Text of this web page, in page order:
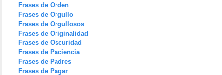
Frases de Orden
Frases de Orgullo
Frases de Orgullosos
Frases de Originalidad
Frases de Oscuridad
Frases de Paciencia
Frases de Padres
Frases de Pagar